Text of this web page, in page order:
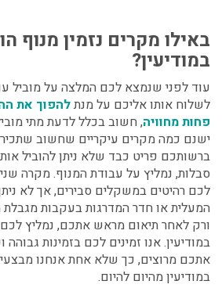
באילו מקרים נזמין מנוף
במודיעין?
עוד לפני שנמצא לכם המלצה על מוביל
לשלוח אותו אליכם על מנתלהפוך את
פחות מחוויה, חשוב בכלל לדעת מתי
ישנם כמה מקרים עיקריים שחשוב
ברשותכם פריט כבד שלא ניתן להוביל
סבלות, נמליץ על עבודת המנוף. מקרה
לכם רהיטים במשקלים סבירים, אך לא
המעלית או חדר המדרגות בעקבות
ורק לאחר תיאום מראש אתכם, נמליץ
במודיעין. אנו זמינים לכם בזמינות
אתכם מרוצים, כך שלא אחת אנחנו
במודיעין מהיום להיום.